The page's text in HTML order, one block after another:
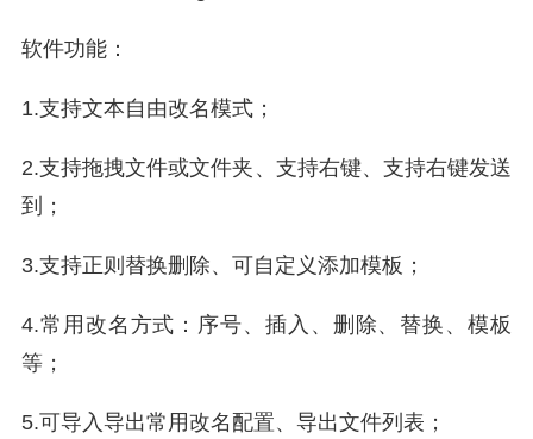
软件功能：
1.支持文本自由改名模式；
2.支持拖拽文件或文件夹、支持右键、支持右键发送
到；
3.支持正则替换删除、可自定义添加模板；
4.常用改名方式：序号、插入、删除、替换、模板
等；
5.可导入导出常用改名配置、导出文件列表；